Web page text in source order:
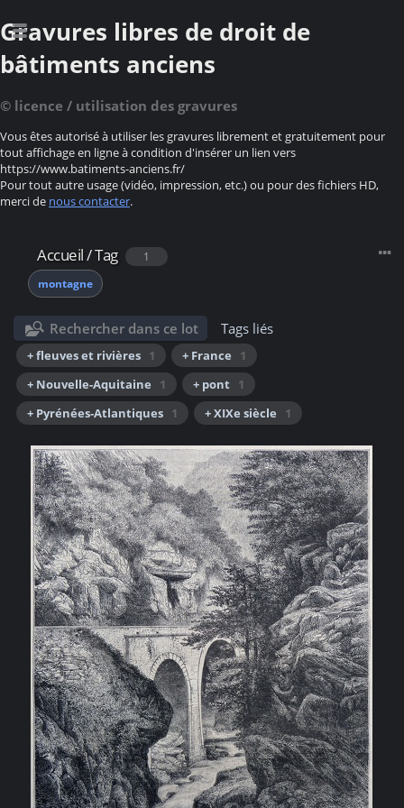
Gravures libres de droit de
bâtiments anciens
© licence / utilisation des gravures
Vous êtes autorisé à utiliser les gravures librement et gratuitement pour
tout affichage en ligne à condition d'insérer un lien vers
https://www.batiments-anciens.fr/
Pour tout autre usage (vidéo, impression, etc.) ou pour des fichiers HD,
merci de nous contacter.
Accueil/Tag
1
montagne
Rechercher dans ce lot Tags liés
+ fleuves et rivières 1 + France
1
+ Nouvelle-Aquitaine
1 + pont 1
+ Pyrénées-Atlantiques 1 + XIXe siècle 1